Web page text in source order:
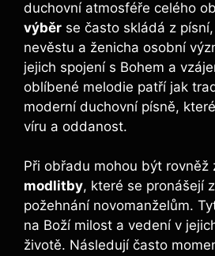
duchovní atmosféře celého
výběr se často skládá z
nevěstu a ženicha osobní
jejich spojení s Bohem a
oblíbené melodie patří jak
moderní duchovní písně,
víru a oddanost.
Při obřadu mohou být rovněž
modlitby, které se pronášejí
požehnání novomanželům.
na Boží milost a vedení v
životě. Následují často